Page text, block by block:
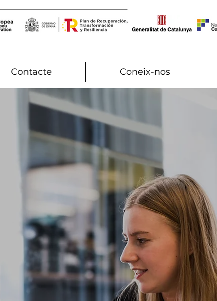
Contacte Coneix-nos